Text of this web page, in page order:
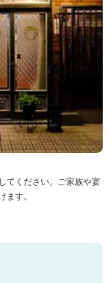
てください。ご家族や宴
す。